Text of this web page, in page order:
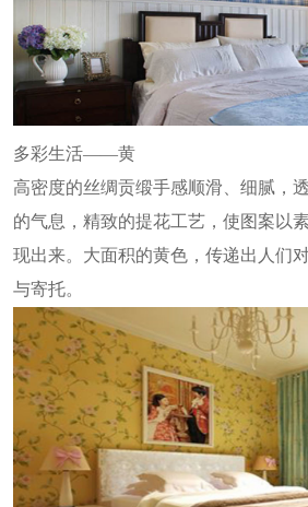
多彩生活——黄
高密度的丝绸贡缎手感顺滑、细腻，
的气息，精致的提花工艺，使图案以
现出来。大面积的黄色，传递出人们
与寄托。